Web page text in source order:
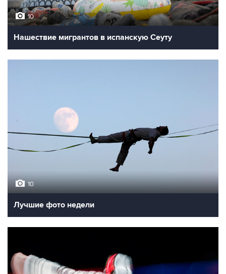
10
Нашествие мигрантов в испанскую Сеуту
10
Лучшие фото недели